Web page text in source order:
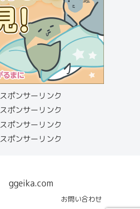
スポンサーリンク
スポンサーリンク
スポンサーリンク
スポンサーリンク
ggeika.com
お問い合わせ